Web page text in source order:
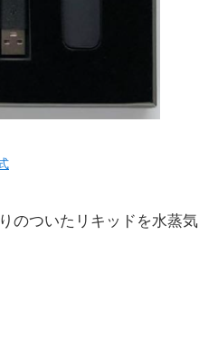
のついたリキッドを水蒸気